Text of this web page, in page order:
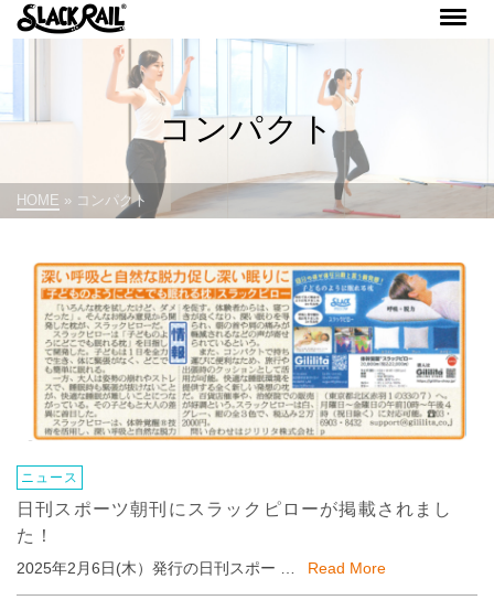
コンパクト
HOME » コンパクト
ニュース
日刊スポーツ朝刊にスラックピローが掲載されまし
た！
2025年2月6日(木）発行の日刊スポー … Read More